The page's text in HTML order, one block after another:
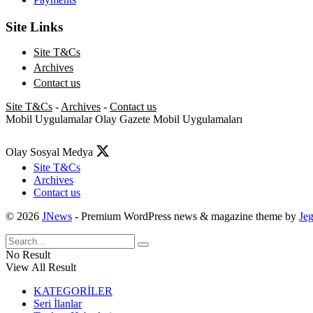
Site Links
Site T&Cs
Archives
Contact us
Site T&Cs - Archives - Contact us
Mobil Uygulamalar Olay Gazete Mobil Uygulamaları
Olay Sosyal Medya
Site T&Cs
Archives
Contact us
© 2026 JNews - Premium WordPress news & magazine theme by
No Result
View All Result
KATEGORİLER
Seri İlanlar